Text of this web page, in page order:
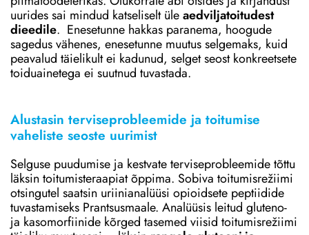
uurides sai mindud katseliselt üleaedviljatoitudest
dieedile. Enesetunne hakkas paranema, hoogude
sagedus vähenes, enesetunne muutus selgemaks, kuid
peavalud täielikult ei kadunud, selget seost konkreetsete
toiduainetega ei suutnud tuvastada.
Alustasin terviseprobleemide ja toitumise
vaheliste seoste uurimist
Selguse puudumise ja kestvate terviseprobleemide tõttu
läksin toitumisteraapiat õppima. Sobiva toitumisrežiimi
otsingutel saatsin uriinianalüüsi opioidsete peptiidide
tuvastamiseks Prantsusmaale. Analüüsis leitud gluteno-
ja kasomorfiinide kõrged tasemed viisid toitumisrežiimi